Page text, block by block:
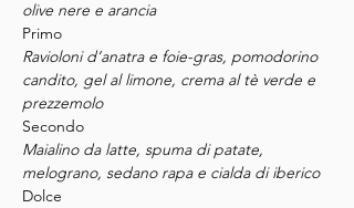
olive nere e arancia
Primo
Ravioloni d’anatra e foie-gras, pomodorino
candito, gel al limone, crema al tè verde e
prezzemolo
Secondo
Maialino da latte, spuma di patate,
melograno, sedano rapa e cialda di iberico
Dolce